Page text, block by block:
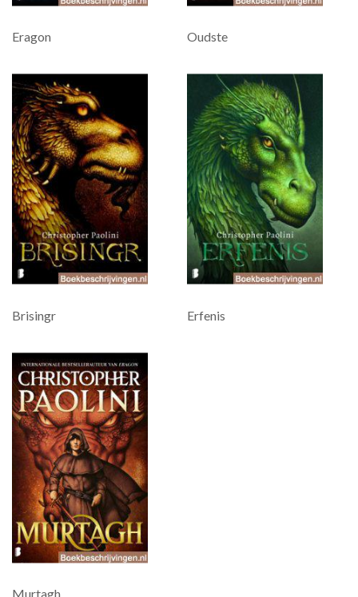
Eragon Oudste
Brisingr Erfenis
Murtagh